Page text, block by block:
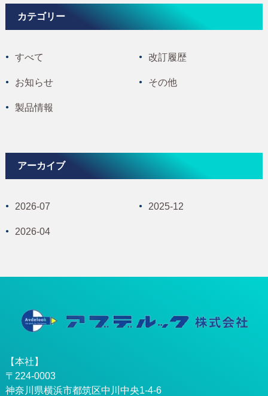
カテゴリー
すべて
お知らせ
製品情報
改訂履歴
その他
アーカイブ
2026-07
2026-04
2025-12
【本社】
〒224-0003
神奈川県横浜市都筑区中川中央1-4-6